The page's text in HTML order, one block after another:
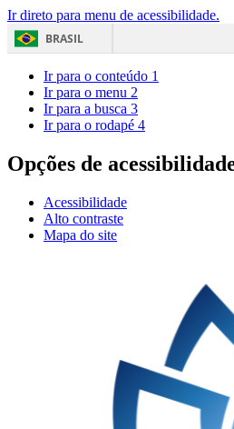
Ir direto para menu de acessibilidade.
BRASIL
Ir para o conteúdo 1
Ir para o menu 2
Ir para a busca 3
Ir para o rodapé 4
Opções de
Acessibilidade
Alto contraste
Mapa do site